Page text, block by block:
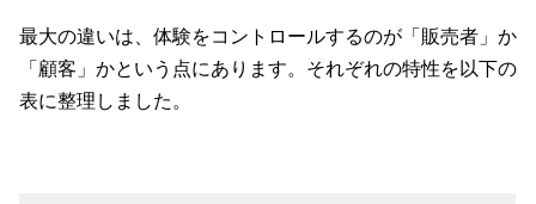
最大の違いは、体験をコントロールするのが「販売者」か
「顧客」かという点にあります。それぞれの特性を以下の
表に整理しました。